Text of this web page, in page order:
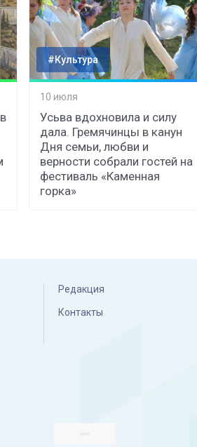
#Культура
10 июля
Усьва вдохновила и силу
дала. Гремячинцы в канун
Дня семьи, любви и
верности собрали гостей на
фестиваль «Каменная
горка»
Редакция
Контакты